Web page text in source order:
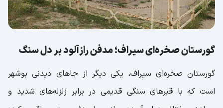
گورستان صخره‌ای سیراف؛ مدفن رازآلود بر دل سنگ
گورستان صخره‌ای سیراف، یکی دیگر از جاهای دیدنی بوشهر
است که با قبرهای سنگی قدیمی در برابر زلزله‌های شدید و